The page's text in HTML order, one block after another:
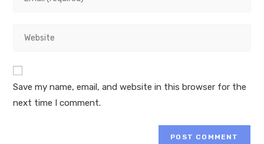
Save my name, email, and website in this browser for the
next time I comment.